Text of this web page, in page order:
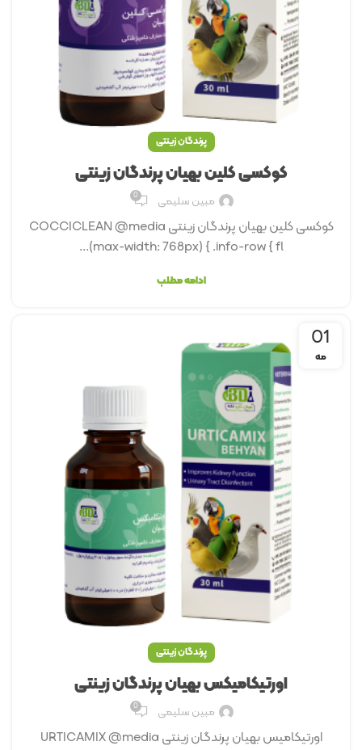
پرندگان زینتی
کوکسی کلین بهیان پرندگان زینتی
مبین سلیمی 0
کوکسی کلین بهیان پرندگان زینتی COCCICLEAN @media
(max-width: 768px) { .info-row { fl...
ادامه مطلب
01
مه
پرندگان زینتی
اورتیکامیکس ﺑﻬﯿﺎن پرندگان زینتی
مبین سلیمی 0
اورتیکامیس بهیان پرندگان زینتی URTICAMIX @media